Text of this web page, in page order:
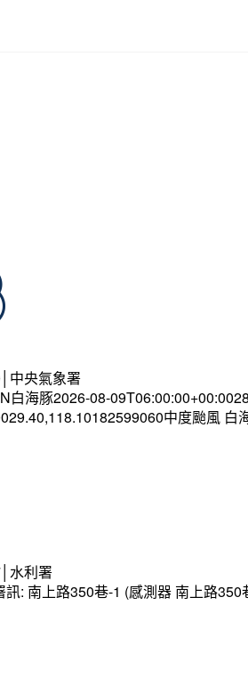
中央氣象署
白海豚2026-08-
中度颱風 白
水利署
訊: 南上路350巷-1 (感測器 南上路